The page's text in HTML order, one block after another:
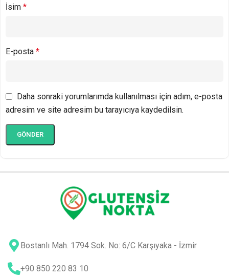
İsim *
E-posta *
Daha sonraki yorumlarımda kullanılması için adım, e-posta
adresim ve site adresim bu tarayıcıya kaydedilsin.
Bostanlı Mah. 1794 Sok. No: 6/C Karşıyaka - İzmir
+90 850 220 83 10